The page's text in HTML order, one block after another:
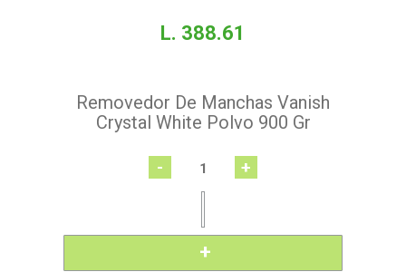
L. 388.61
Removedor De Manchas Vanish
Crystal White Polvo 900 Gr
- +